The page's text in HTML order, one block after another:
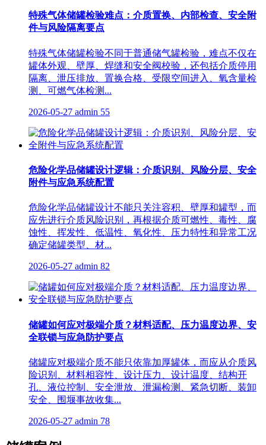
特殊气体储罐检验难点：介质置换、内部检查、安全附
件与风险隔离要点
特殊气体储罐检验不同于普通储气罐检验，难点不仅在
罐体外观、壁厚、焊缝和安全阀校验，还包括介质停用
隔离、泄压排放、置换合格、受限空间进入、氧含量检
测、可燃气体检测...
2026-05-27 admin 55
危险化学品储罐设计逻辑：介质识别、风险分层、安全
附件与应急系统配置
危险化学品储罐设计不能只关注容积、壁厚和罐型，而
应先进行介质风险识别，再根据介质可燃性、毒性、腐
蚀性、挥发性、低温性、氧化性、压力特性和异常工况
确定储罐类型、材...
2026-05-27 admin 82
储罐如何应对极端介质？材料适配、压力温度边界、安
全联锁与应急防护要点
储罐应对极端介质不能只依靠加厚罐体，而应从介质风
险识别、材料相容性、设计压力、设计温度、结构开
孔、液位控制、安全泄放、泄漏检测、紧急切断、装卸
安全、围堰事故收集...
2026-05-27 admin 78